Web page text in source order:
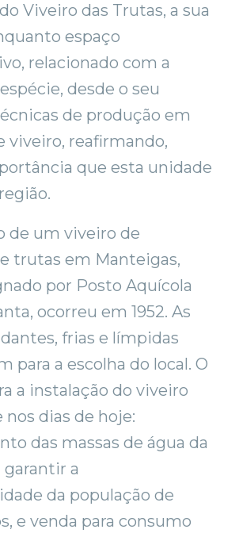
Viveiro das Trutas, a sua
espaço
relacionado com a
desde o seu
de produção em
viveiro, reafirmando,
que esta unidade
de um viveiro de
trutas em Manteigas,
por Posto Aquícola
ocorreu em 1952. As
frias e límpidas
para a escolha do local. O
a instalação do viveiro
dias de hoje:
das massas de água da
garantir a
da população de
e venda para consumo